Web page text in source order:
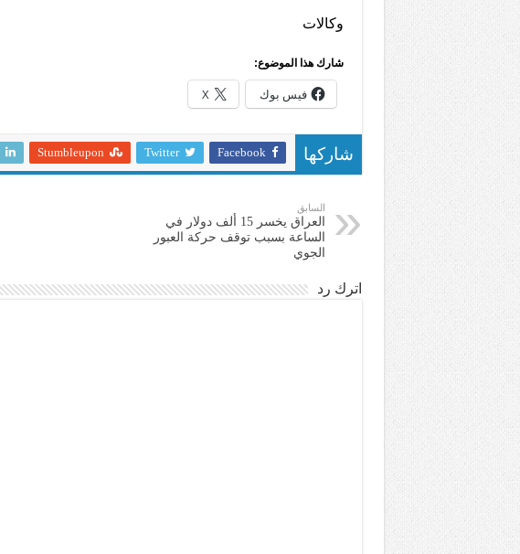
وكالات
شارك هذا الموضوع:
فيس بوك X
شاركها Facebook
Twitter
Stumbleupon
السابق
العراق يخسر 15 ألف دولار في
الساعة بسبب توقف حركة العبور
الجوي
اترك رد